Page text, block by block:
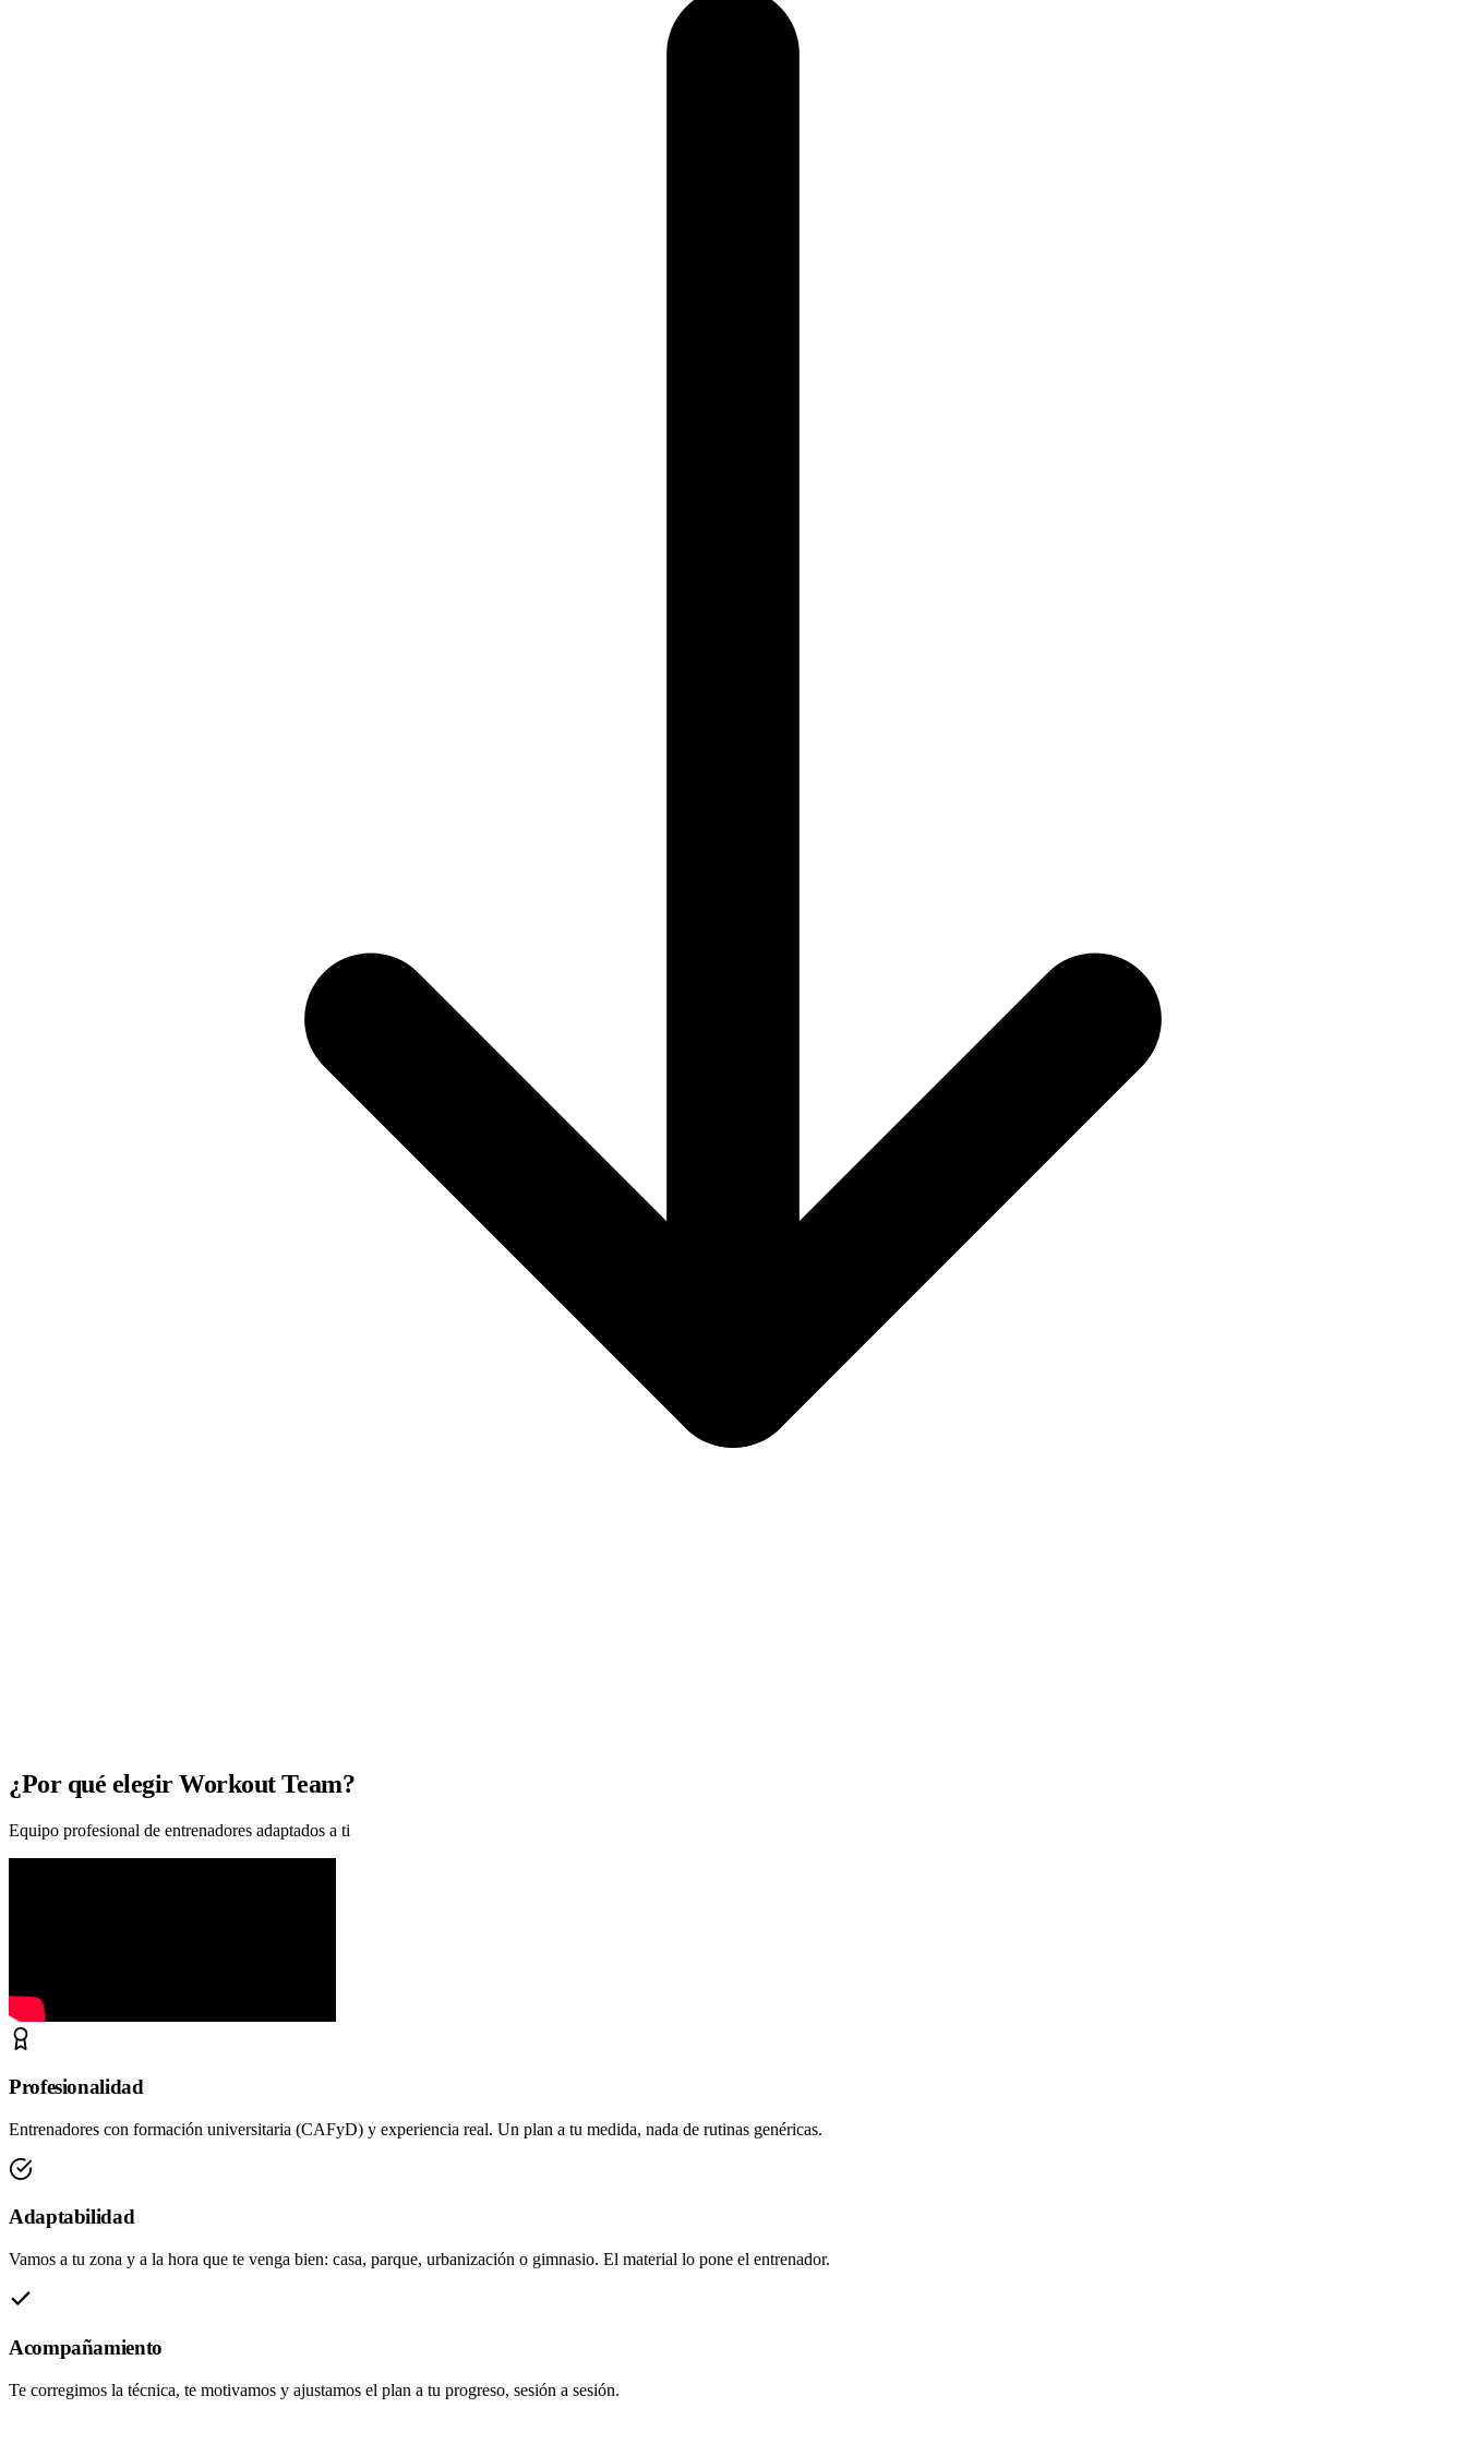
¿Por qué elegir Workout Team?
Equipo profesional de entrenadores adaptados a ti
Profesionalidad
Entrenadores con formación universitaria (CAFyD) y experiencia real. Un plan a tu medida, nada de rutinas genéricas.
Adaptabilidad
Vamos a tu zona y a la hora que te venga bien: casa, parque, urbanización o gimnasio. El material lo pone el entrenador.
Acompañamiento
Te corregimos la técnica, te motivamos y ajustamos el plan a tu progreso, sesión a sesión.